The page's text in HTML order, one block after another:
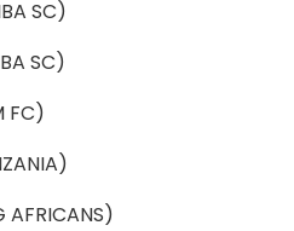
SC)
SC)
FC)
AFRICANS)